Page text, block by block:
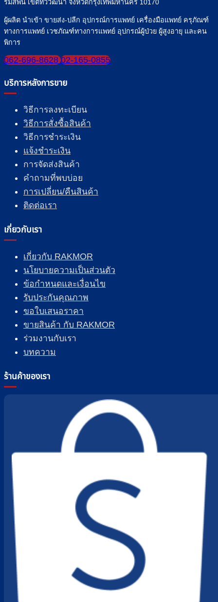
รมสพน์ เขตทวีวัฒนา จังหวัดกรุงเทพมหานคร 10170
ผู้ผลิต นำเข้า ขายส่ง-ปลีก อุปกรณ์การแพทย์ เครื่องมือแพทย์ ครุภัณฑ์
ทางการแพทย์ เวชภัณฑ์ทางการแพทย์ อุปกรณ์ผู้ป่วย ผู้สูงอายุ และคน
พิการ
062-696-8628 02-165-0855
บริการหลังการขาย
วิธีการลงทะเบียน
วิธีการสั่งซื้อสินค้า
วิธีการชำระเงิน
แจ้งชำระเงิน
การจัดส่งสินค้า
คำถามที่พบบ่อย
การเปลี่ยน/คืนสินค้า
ติดต่อเรา
เกี่ยวกับเรา
เกี่ยวกับ RAKMOR
นโยบายความเป็นส่วนตัว
ข้อกำหนดและเงื่อนไข
รับประกันคุณภาพ
ขอใบเสนอราคา
ขายสินค้า กับ RAKMOR
ร่วมงานกับเรา
บทความ
ร้านค้าของเรา